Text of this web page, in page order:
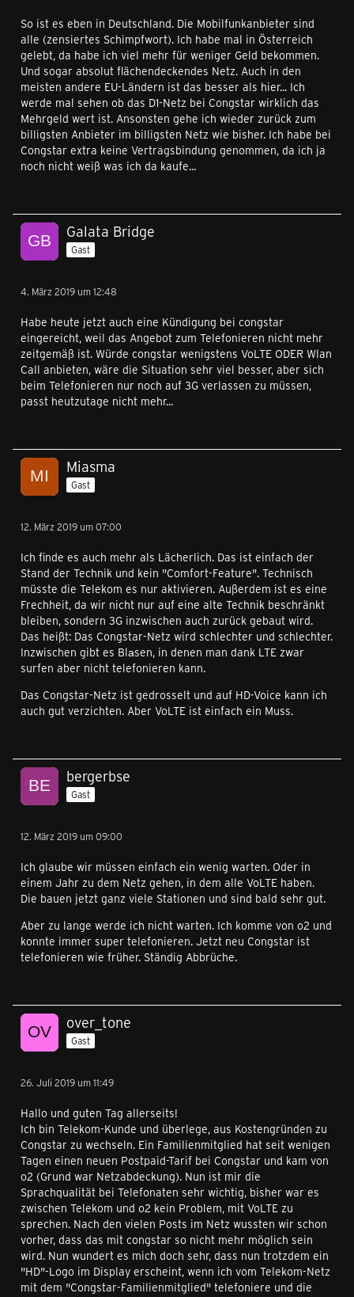
So ist es eben in Deutschland. Die Mobilfunkanbieter sind
alle (zensiertes Schimpfwort). Ich habe mal in Österreich
gelebt, da habe ich viel mehr für weniger Geld bekommen.
Und sogar absolut flächendeckendes Netz. Auch in den
meisten andere EU-Ländern ist das besser als hier... Ich
werde mal sehen ob das D1-Netz bei Congstar wirklich das
Mehrgeld wert ist. Ansonsten gehe ich wieder zurück zum
billigsten Anbieter im billigsten Netz wie bisher. Ich habe bei
Congstar extra keine Vertragsbindung genommen, da ich ja
noch nicht weiß was ich da kaufe...
Galata Bridge
Gast
4. März 2019 um 12:48
Habe heute jetzt auch eine Kündigung bei congstar
eingereicht, weil das Angebot zum Telefonieren nicht mehr
zeitgemäß ist. Würde congstar wenigstens VoLTE ODER Wlan
Call anbieten, wäre die Situation sehr viel besser, aber sich
beim Telefonieren nur noch auf 3G verlassen zu müssen,
passt heutzutage nicht mehr...
Miasma
Gast
12. März 2019 um 07:00
Ich finde es auch mehr als Lächerlich. Das ist einfach der
Stand der Technik und kein "Comfort-Feature". Technisch
müsste die Telekom es nur aktivieren. Außerdem ist es eine
Frechheit, da wir nicht nur auf eine alte Technik beschränkt
bleiben, sondern 3G inzwischen auch zurück gebaut wird.
Das heißt: Das Congstar-Netz wird schlechter und schlechter.
Inzwischen gibt es Blаsen, in denen man dank LTE zwar
surfen aber nicht telefonieren kann.
Das Congstar-Netz ist gedrosselt und auf HD-Voice kann ich
auch gut verzichten. Aber VoLTE ist einfach ein Muss.
bergerbse
Gast
12. März 2019 um 09:00
Ich glaube wir müssen einfach ein wenig warten. Oder in
einem Jahr zu dem Netz gehen, in dem alle VoLTE haben.
Die bauen jetzt ganz viele Stationen und sind bald sehr gut.
Aber zu lange werde ich nicht warten. Ich komme von o2 und
konnte immer super telefonieren. Jetzt neu Congstar ist
telefonieren wie früher. Ständig Abbrüche.
over_tone
Gast
26. Juli 2019 um 11:49
Hallo und guten Tag allerseits!
Ich bin Telekom-Kunde und überlege, aus Kostengründen zu
Congstar zu wechseln. Ein Familienmitglied hat seit wenigen
Tagen einen neuen Postpaid-Tarif bei Congstar und kam von
o2 (Grund war Netzabdeckung). Nun ist mir die
Sprachqualität bei Telefonaten sehr wichtig, bisher war es
zwischen Telekom und o2 kein Problem, mit VoLTE zu
sprechen. Nach den vielen Posts im Netz wussten wir schon
vorher, dass das mit congstar so nicht mehr möglich sein
wird. Nun wundert es mich doch sehr, dass nun trotzdem ein
"HD"-Logo im Display erscheint, wenn ich vom Telekom-Netz
mit dem "Congstar-Familienmitglied" telefoniere und die